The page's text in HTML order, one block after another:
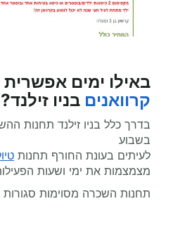
באילו ימים אפשרית
קרוואנים בניו זילנד?
בדרך כלל בניו זילנד תחנות
בשבוע
לעיתים בעונת החורף תחנות
מצמצמות את ימי ושעות
תחנות השכרה מסוימות